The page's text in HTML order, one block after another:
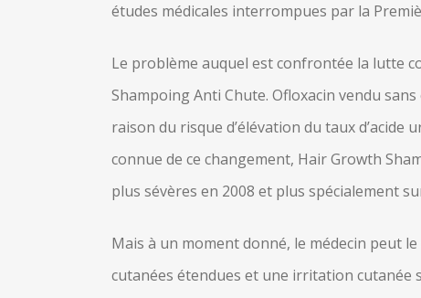
études médicales interrompues par la
Le problème auquel est confrontée la lutte
Shampoing Anti Chute. Ofloxacin vendu
raison du risque d’élévation du taux d’acide
connue de ce changement, Hair Growth
plus sévères en 2008 et plus spécialement
Mais à un moment donné, le médecin peut
cutanées étendues et une irritation cutanée